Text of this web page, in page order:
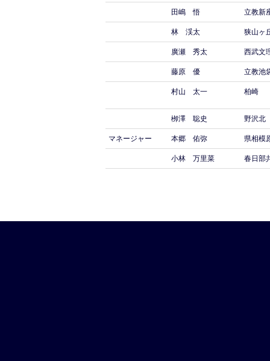
田嶋 悟 立教新
林 渓太 狭山ヶ
廣瀬 秀太 西武文
藤原 優 立教池
村山 太一 柏崎
栁澤 聡史 野沢北
マネージャー 本郷 佑弥 県相模
小林 万里菜 春日部